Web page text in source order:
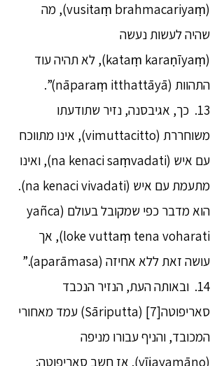
(vusitaṃ brahmacariyaṃ), מה
שהיה לעשות נעשה
(kataṃ karaṇīyaṃ), לא תהיה עוד
התהוות (nāparaṃ itthattāyā)”.
13. כך, אגיבסנה, נזיר שתודעתו
משוחררת (vimuttacitto), אינו מתווכח
עם איש (na kenaci saṃvadati), ואינו
מתעמת עם איש (na kenaci vivadati).
הוא מדבר כפי שמקובל בעולם (yañca
loke vuttaṃ tena voharati), אך
עושה זאת ללא אחיזה (aparāmasa).”
14. ובאותה העת, הנזיר הנכבד
סאריפוטה[7] (Sāriputta) עמד מאחורי
המכובד, והניף עבורו מניפה
(vījayamāno). אז חשב סאריפוטה: